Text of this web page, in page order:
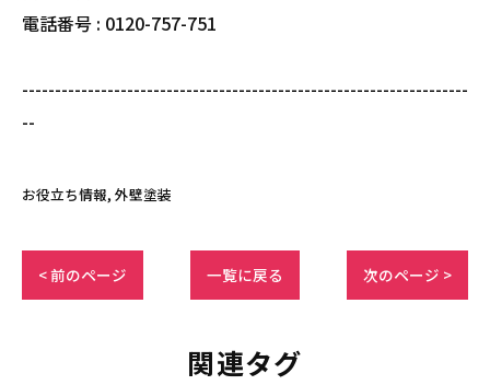
電話番号 : 0120-757-751
--------------------------------------------------------------------
--
お役立ち情報 外壁塗装
< 前のページ 一覧に戻る 次のページ >
関連タグ